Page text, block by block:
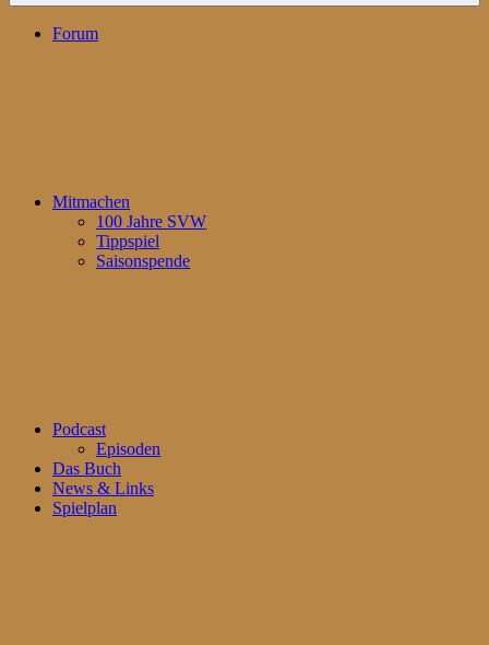
Forum
Mitmachen
100 Jahre SVW
Tippspiel
Saisonspende
Podcast
Episoden
Das Buch
News & Links
Spielplan